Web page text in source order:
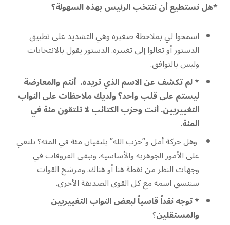
*هل نستطيع أن ننتخب الرئيس بهذه السهولة؟
اسمحوا لي بملاحظة صغيرة وهي التشديد على تطبيق
الدستور أو تعالوا إلى تغييره. الدستور يقول بالانتخابات
وليس بالتوافق.
*لم تكشف عن الاسم الذي تريده. أنتم والمعارضة
ليستم على قلب واحد؟ولديك ملاحظات على النواب
التغييريين.أنت وحزب الكتائب لا تلتقون مئة في
المئة.
وهل حركة أمل و”حزب الله” يلتقيان مئة في المئة؟ نلتقي
على الأمور الجوهرية والأساسية. وتبقى الفروقات في
وجهات النظر من نقطة هنا أو هناك. ومرشح القوات
سننسق اسمه مع كل القوى الصديقة الأخرى.
* توجه نقداً قاسياً لبعض النواب التغييريين
والمستقلين؟